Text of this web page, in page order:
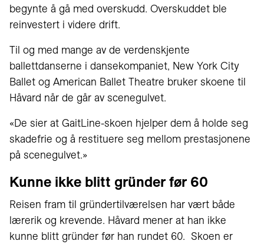
begynte å gå med overskudd. Overskuddet ble
reinvestert i videre drift.
Til og med mange av de verdenskjente
ballettdanserne i dansekompaniet, New York City
Ballet og American Ballet Theatre bruker skoene til
Håvard når de går av scenegulvet.
«De sier at GaitLine-skoen hjelper dem å holde seg
skadefrie og å restituere seg mellom prestasjonene
på scenegulvet.»
Kunne ikke blitt gründer før 60
Reisen fram til gründertilværelsen har vært både
lærerik og krevende. Håvard mener at han ikke
kunne blitt gründer før han rundet 60. Skoen er